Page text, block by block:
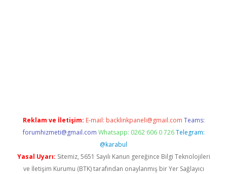
Reklam ve İletişim: E-mail: backlinkpaneli@gmail.com Teams:
forumhizmeti@gmail.com Whatsapp: 0262 606 0 726 Telegram:
@karabul
Yasal Uyarı: Sitemiz, 5651 Sayılı Kanun gereğince Bilgi Teknolojileri
ve İletişim Kurumu (BTK) tarafından onaylanmış bir Yer Sağlayıcı